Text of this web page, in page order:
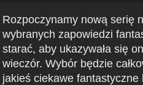
Rozpoczynamy nową serię
wybranych zapowiedzi
starać, aby ukazywała się
wieczór. Wybór będzie
jakieś ciekawe